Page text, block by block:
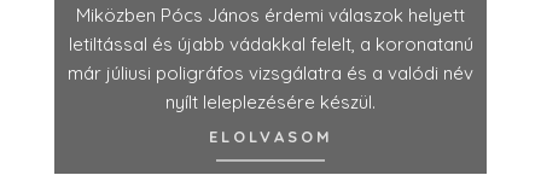
Miközben Pócs János érdemi válaszok helyett
letiltással és újabb vádakkal felelt, a koronatanú
már júliusi poligráfos vizsgálatra és a valódi név
nyílt leleplezésére készül.
ELOLVASOM